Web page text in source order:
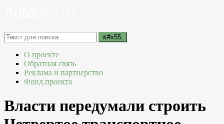
О проекте
Обратная связь
Реклама и партнерство
Фонд проекта
Власти передумали строить